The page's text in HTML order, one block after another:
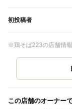
初投稿者
※鶏そば223の店舗情
この店舗のオーナー